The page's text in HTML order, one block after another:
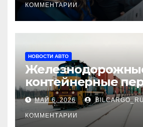
КОММЕНТАРИИ
НОВОСТИ АВТО
контейнерные
из Китая в Россию:
маршруты, сроки и
требования
МАЙ 6, 2026 BILCARGO_RU
КОММЕНТАРИИ